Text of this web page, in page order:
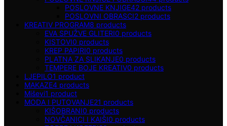
POSLOVNE KNJIGE42 products
POSLOVNI OBRASCI2 products
KREATIV PROGRAM8 products
EVA SPUŽVE GLITERI0 products
KISTOVI0 products
KREP PAPIRI0 products
PLATNA ZA SLIKANJE0 products
TEMPERE BOJE KREATIV0 products
LJEPILO1 product
MAKAZE4 products
Miševi1 product
MODA I PUTOVANJE21 products
KIŠOBRANI0 products
NOVČANICI I KAIŠI0 products